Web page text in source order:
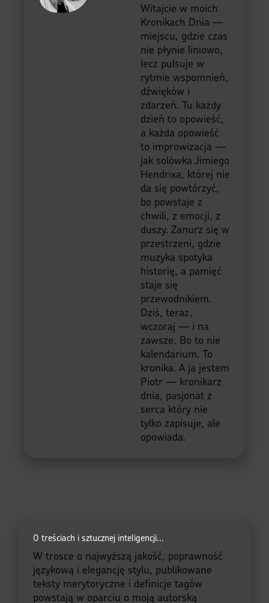
Witajcie w moich
Kronikach Dnia —
miejscu, gdzie czas
nie płynie liniowo,
lecz pulsuje w
rytmie wspomnień,
dźwięków i
zdarzeń. Tu każdy
dzień to opowieść,
a każda opowieść
to improwizacja —
jak solówka Jimiego
Hendrixa, której nie
da się powtórzyć,
bo powstaje z
chwili, z emocji, z
duszy. Zanurz się w
przestrzeni, gdzie
muzyka spotyka
historię, a pamięć
staje się
przewodnikiem.
Dziś, teraz,
wczoraj — i na
zawsze. Bo to nie
kalendarium. To
kronika. A ja jestem
Piotr — kronikarz
dnia, pasjonat z
serca który nie
tylko zapisuje, ale
opowiada.
O treściach i sztucznej inteligencji...
W trosce o najwyższą jakość, poprawność
językową i elegancję stylu, publikowane
teksty merytoryczne i definicje tagów
powstają w oparciu o moją autorską